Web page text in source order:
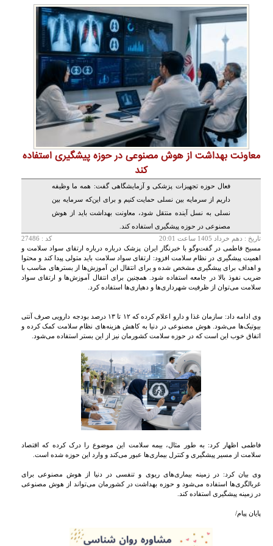
معاونت بهداشت از هوش مصنوعی در حوزه پیشگیری استفاده
کند
فعال حوزه تجهیزات پزشکی و آزمایشگاهی گفت: همه ما وظیفه
داریم از سرمایه بین نسلی حمایت کنیم و برای این‌که سرمایه بین
نسلی به نسل آینده منتقل شود، معاونت بهداشت باید از هوش
مصنوعی در حوزه پیشگیری استفاده کند.
تاريخ : دهم خرداد 1405 ساعت 20:01
کد : 27486
مسیح فاطمی در گفت‌وگو با خبرنگار ایران پزشک درباره درباره ارتقای سواد سلامت و
اهمیت پیشگیری در نظام سلامت افزود: ارتقای سواد سلامت باید متولی پیدا کند و محتوا
و اهداف برای پیشگیری مشخص شده و برای انتقال این آموزش‌ها از بسترهای مناسب با
ضریب نفوذ بالا در جامعه استفاده شود. همچنین برای انتقال آموزش‌ها و ارتقای سواد
سلامت می‌توان از ظرفیت شهرداری‌ها و دهیاری‌ها استفاده کرد.
وی ادامه داد: سازمان غذا و دارو اعلام کرده که ۱۲ تا ۱۳ درصد بودجه دارویی صرف آنتی
بیوتیک‌ها می‌شود. هوش مصنوعی در دنیا به کاهش هزینه‌های نظام سلامت کمک کرده و
اتفاق خوب این است که در حوزه سلامت کشورمان نیز از این بستر استفاده می‌شود.
فاطمی اظهار کرد: به طور مثال، بیمه سلامت این موضوع را درک کرده که اقتصاد
سلامت از مسیر پیشگیری و کنترل بیماری‌ها عبور می‌کند و وارد این حوزه شده است.
وی بیان کرد: در زمینه بیماری‌های ریوی و تنفسی در دنیا از هوش مصنوعی برای
غربالگری‌ها استفاده می‌شود و حوزه بهداشت در کشورمان می‌تواند از هوش مصنوعی
در زمینه پیشگیری استفاده کند.
پایان پیام/